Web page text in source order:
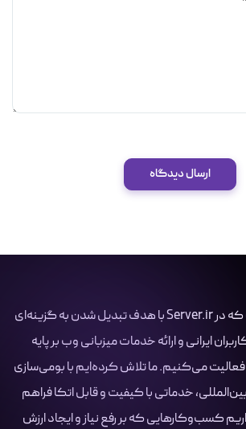
ارسال دیدگاه
بیش از یک دهه است که در Server.ir با هدف تبدیل شدن به گزینه‌ای
ایرانی و ارائه خدمات میزبانی وب بر پایه
می‌کنیم. ما تلاش کرده‌ایم با بومی‌سازی
خدماتی با کیفیت و قابل اتکا فراهم
کسب‌وکارهایی که بر رفع نیاز و ایجاد ارزش